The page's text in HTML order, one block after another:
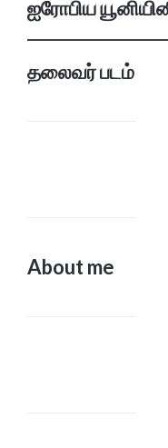
ஐரோபிய
தலைவர் படம்
About me